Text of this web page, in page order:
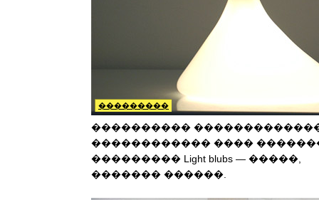
���������
����������
������������ ����
��������� Light blubs — �����,
������� ������.